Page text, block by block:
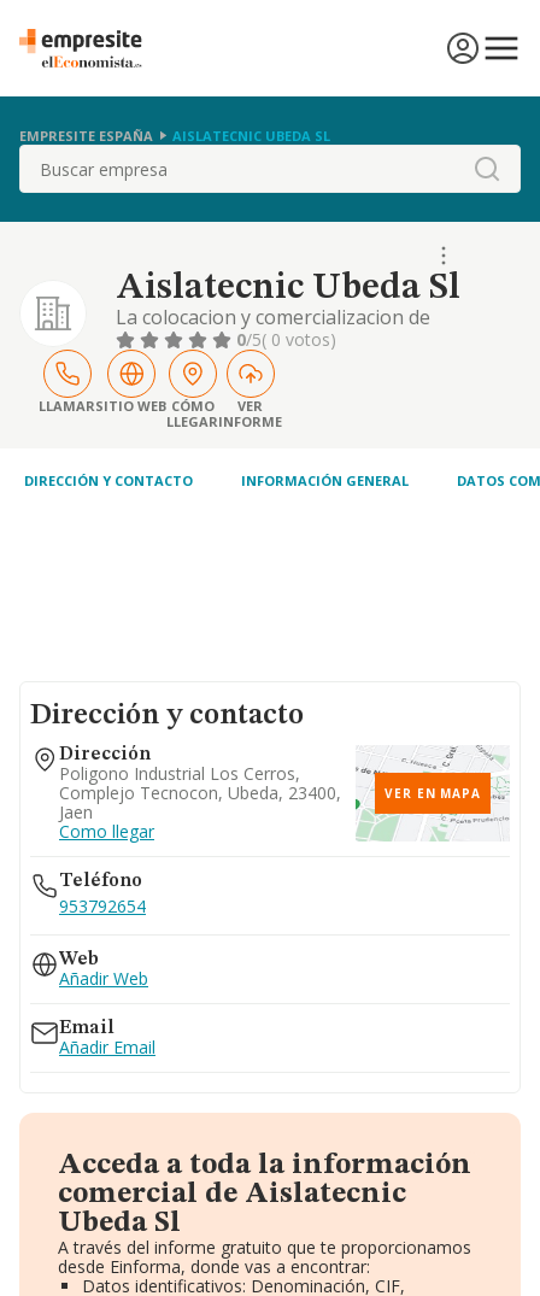
EMPRESITE ESPAÑA AISLATECNIC UBEDA SL
Buscar
Aislatecnic Ubeda Sl
La colocacion y comercializacion de
aislamientos fonicos, termicos y acusticos de
cualquier clase y para cualquier tipo de
obras impermeabilizaciones en todo tipo de
edificios y construcciones por cualquier
procedimiento
0/5( 0 votos)
LLAMARSITIO WEB CÓMO
LLEGAR
VER
INFORME
DIRECCIÓN Y CONTACTO INFORMACIÓN GENERAL DATOS
Dirección y contacto
Dirección
Poligono Industrial Los Cerros,
Complejo Tecnocon, Ubeda, 23400,
Jaen
Como llegar
VER EN MAPA
Teléfono
953792654
Web
Añadir Web
Email
Añadir Email
Acceda a toda la información
comercial de Aislatecnic
Ubeda Sl
A través del informe gratuito que te proporcionamos
desde Einforma, donde vas a encontrar:
Datos identificativos: Denominación, CIF,